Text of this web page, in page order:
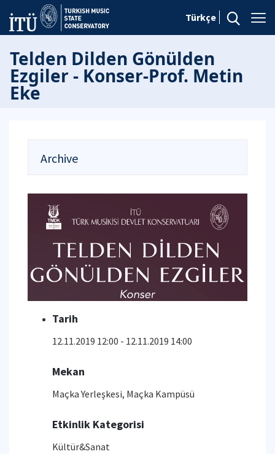
Türkçe
Telden Dilden Gönülden
Ezgiler - Konser-Prof. Metin
Eke
Archive
Tarih
12.11.2019 12:00 - 12.11.2019 14:00
Mekan
Maçka Yerleşkesi, Maçka Kampüsü
Etkinlik Kategorisi
Kültür&Sanat